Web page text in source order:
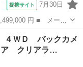
提携サイト 7月30日
ード名： Ｘ バッ
スソナー 衝突被害
４ＷＤ バックカメ
ア クリアラ…